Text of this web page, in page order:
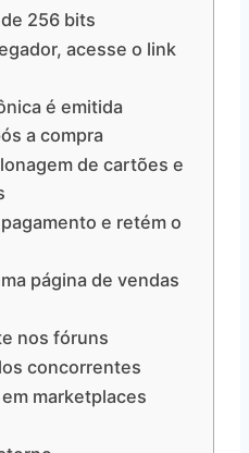
256 bits
acesse o link
é emitida
a compra
de cartões e
e retém o
página de vendas
nos fóruns
concorrentes
marketplaces